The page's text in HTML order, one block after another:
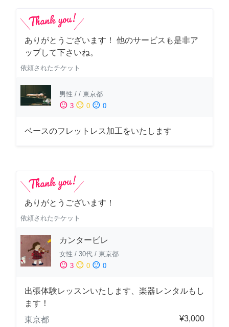
ありがとうございます！ 他のサービスも是非ア
ップして下さいね。
依頼されたチケット
男性 / / 東京都
sentiment_satisfied 3 sentiment_neutral 0 sentiment_dissatisfied 0
ベースのフレットレス加工をいたします
ありがとうございます！
依頼されたチケット
カンタービレ
女性 / 30代 / 東京都
sentiment_satisfied 3 sentiment_neutral 0 sentiment_dissatisfied 0
出張体験レッスンいたします、楽器レンタルもし
ます！
東京都
¥3,000